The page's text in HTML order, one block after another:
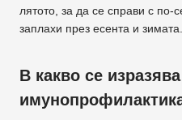
лятото, за да се справи с по-
заплахи през есента и зимата.
В какво се изразява